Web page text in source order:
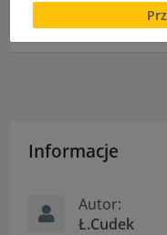
Informacje
Autor:
Ł.Cudek
cookies lub
uniemożliwić